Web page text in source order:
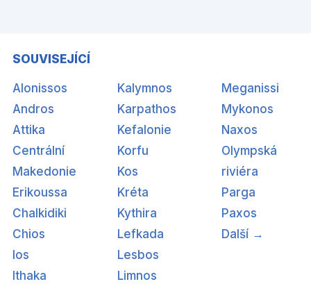
SOUVISEJÍCÍ
Alonissos
Andros
Attika
Centrální
Makedonie
Erikoussa
Chalkidiki
Chios
Ios
Ithaka
Kalymnos
Karpathos
Kefalonie
Korfu
Kos
Kréta
Kythira
Lefkada
Lesbos
Limnos
Meganissi
Mykonos
Naxos
Olympská
riviéra
Parga
Paxos
Další →